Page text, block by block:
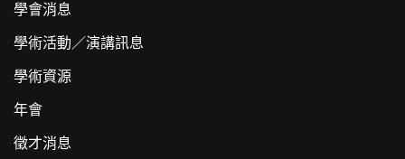
學會消息
學術活動／演講訊息
學術資源
年會
徵才消息